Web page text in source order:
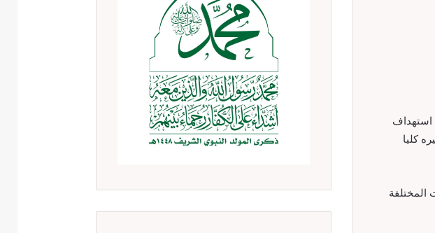
استهداف
كليا
المختلفة